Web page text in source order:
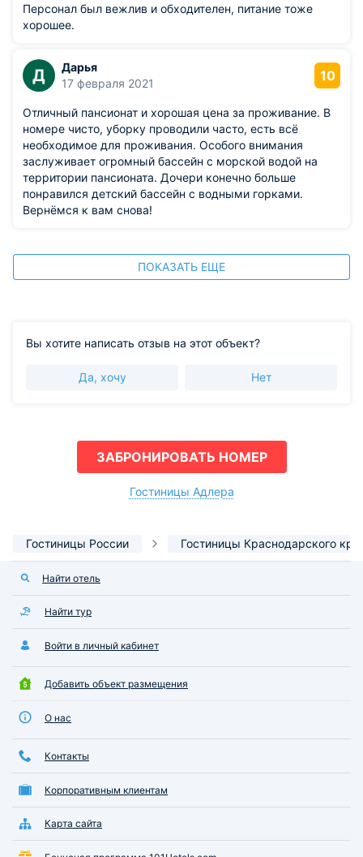
Персонал был вежлив и обходителен, питание тоже
хорошее.
Д
Дарья
17 февраля 2021
10
Отличный пансионат и хорошая цена за проживание. В
номере чисто, уборку проводили часто, есть всё
необходимое для проживания. Особого внимания
заслуживает огромный бассейн с морской водой на
территории пансионата. Дочери конечно больше
понравился детский бассейн с водными горками.
Вернёмся к вам снова!
ПОКАЗАТЬ ЕЩЕ
Вы хотите написать отзыв на этот объект?
Да, хочу Нет
ЗАБРОНИРОВАТЬ НОМЕР
Гостиницы Адлера
Гостиницы России Гостиницы Краснодарского
Найти отель
Найти тур
Войти в личный кабинет
Добавить объект размещения
О нас
Контакты
Корпоративным клиентам
Карта сайта